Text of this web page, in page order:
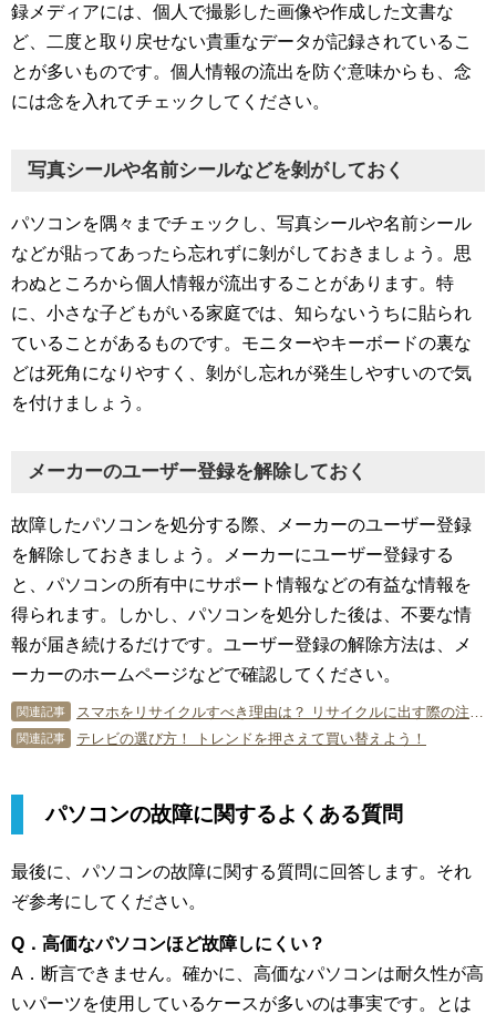
録メディアには、個人で撮影した画像や作成した文書な
ど、二度と取り戻せない貴重なデータが記録されているこ
とが多いものです。個人情報の流出を防ぐ意味からも、念
には念を入れてチェックしてください。
写真シールや名前シールなどを剝がしておく
パソコンを隅々までチェックし、写真シールや名前シール
などが貼ってあったら忘れずに剝がしておきましょう。思
わぬところから個人情報が流出することがあります。特
に、小さな子どもがいる家庭では、知らないうちに貼られ
ていることがあるものです。モニターやキーボードの裏な
どは死角になりやすく、剝がし忘れが発生しやすいので気
を付けましょう。
メーカーのユーザー登録を解除しておく
故障したパソコンを処分する際、メーカーのユーザー登録
を解除しておきましょう。メーカーにユーザー登録する
と、パソコンの所有中にサポート情報などの有益な情報を
得られます。しかし、パソコンを処分した後は、不要な情
報が届き続けるだけです。ユーザー登録の解除方法は、メ
ーカーのホームページなどで確認してください。
関連記事
関連記事 テレビの選び方！ トレンドを押さえて買い替えよう！
パソコンの故障に関するよくある質問
最後に、パソコンの故障に関する質問に回答します。それ
ぞ参考にしてください。
Q．高価なパソコンほど故障しにくい？
A．断言できません。確かに、高価なパソコンは耐久性が高
いパーツを使用しているケースが多いのは事実です。とは